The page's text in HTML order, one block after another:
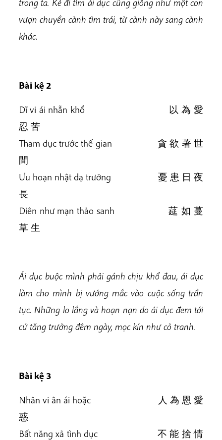
trong ta. Kẻ đi tìm ái dục cũng giống như một con
vượn chuyền cành tìm trái, từ cành này sang cành
khác.
Bài kệ 2
Dĩ vi ái nhẫn khổ 以 為 愛
忍 苦
Tham dục trước thế gian 貪 欲 著 世
間
Ưu hoạn nhật dạ trưởng 憂 患 日 夜
長
Diên như mạn thảo sanh 莚 如 蔓
草 生
Ái dục buộc mình phải gánh chịu khổ đau, ái dục
làm cho mình bị vướng mắc vào cuộc sống trần
tục. Những lo lắng và hoạn nạn do ái dục đem tới
cứ tăng trưởng đêm ngày, mọc kín như cỏ tranh.
Bài kệ 3
Nhân vi ân ái hoặc 人 為 恩 愛
惑
Bất năng xả tình dục 不 能 捨 情